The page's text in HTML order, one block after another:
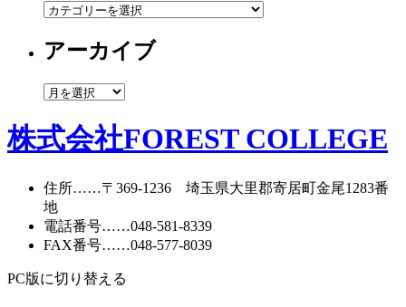
カ
ゴ
ー
アーカイブ
ア
カ
イ
株式会社FOREST COLLEGE
住所……〒369-1236 埼玉県大里郡寄居町金尾1283番
地
電話番号……048-581-8339
FAX番号……048-577-8039
PC版に切り替える